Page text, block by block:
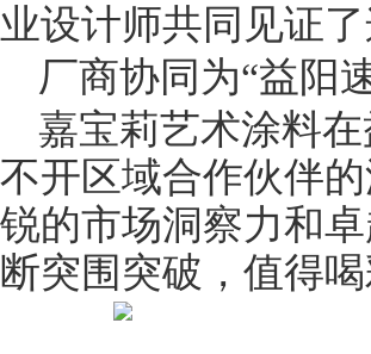
业设计师共同见证
厂商协同为“益阳
嘉宝莉艺术涂料
不开区域合作伙伴
锐的市场洞察力和
断突围突破，值得